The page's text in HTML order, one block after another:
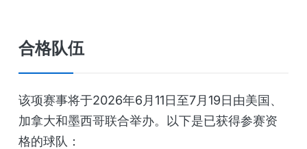
合格队伍
该项赛事将于2026年6月11日至7月19日由美国、
加拿大和墨西哥联合举办。以下是已获得参赛资
格的球队：